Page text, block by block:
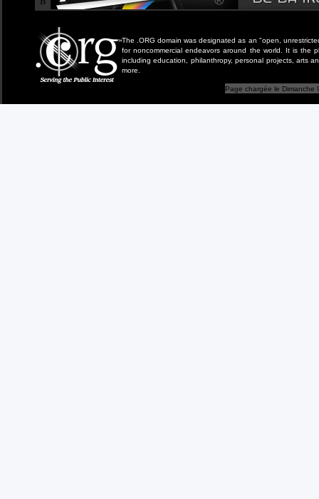
The .ORG domain was designated as an "open,
for noncommercial endeavors around the world. It is the
including education, philanthropy, personal projects, arts
more.
Page chargée le Dimanche